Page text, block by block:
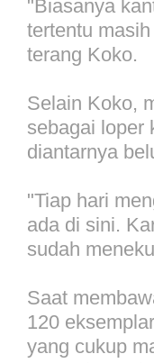
"Biasanya
tertentu
terang Koko.
Selain Koko,
sebagai loper
diantarnya
"Tiap hari
ada di sini.
sudah
Saat
120
yang cukup